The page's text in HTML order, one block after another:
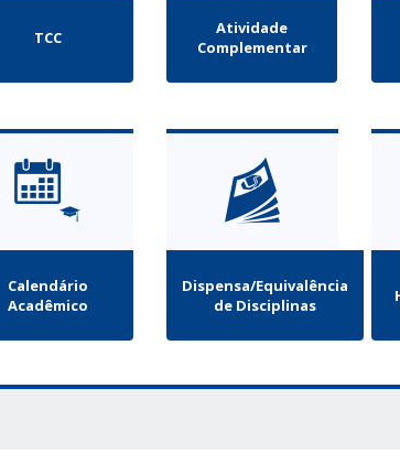
TCC
Atividade
Complementar
Calendário
Acadêmico
Dispensa/Equivalência
de Disciplinas